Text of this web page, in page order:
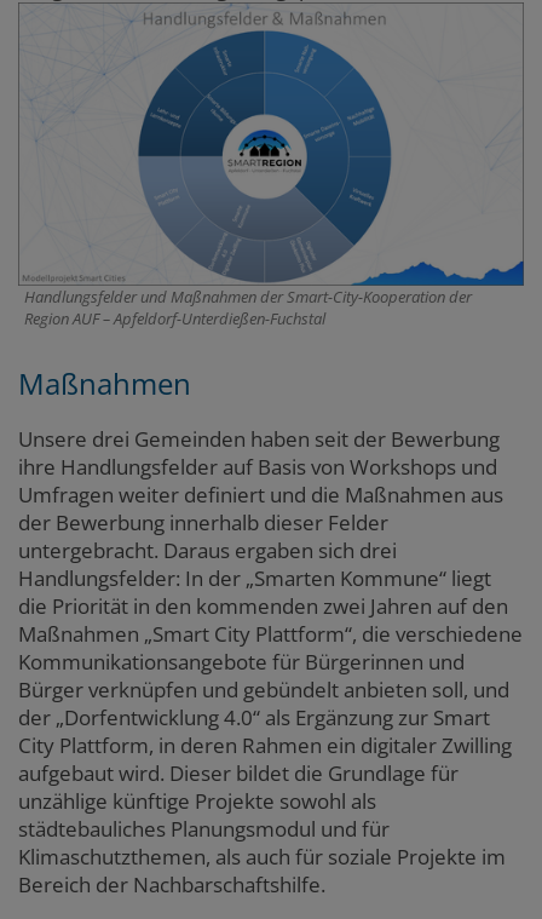
Handlungsfelder und Maßnahmen der Smart-City-Kooperation der
Region AUF – Apfeldorf-Unterdießen-Fuchstal
Maßnahmen
Unsere drei Gemeinden haben seit der Bewerbung
ihre Handlungsfelder auf Basis von Workshops und
Umfragen weiter definiert und die Maßnahmen aus
der Bewerbung innerhalb dieser Felder
untergebracht. Daraus ergaben sich drei
Handlungsfelder: In der „Smarten Kommune“ liegt
die Priorität in den kommenden zwei Jahren auf den
Maßnahmen „Smart City Plattform“, die verschiedene
Kommunikationsangebote für Bürgerinnen und
Bürger verknüpfen und gebündelt anbieten soll, und
der „Dorfentwicklung 4.0“ als Ergänzung zur Smart
City Plattform, in deren Rahmen ein digitaler Zwilling
aufgebaut wird. Dieser bildet die Grundlage für
unzählige künftige Projekte sowohl als
städtebauliches Planungsmodul und für
Klimaschutzthemen, als auch für soziale Projekte im
Bereich der Nachbarschaftshilfe.